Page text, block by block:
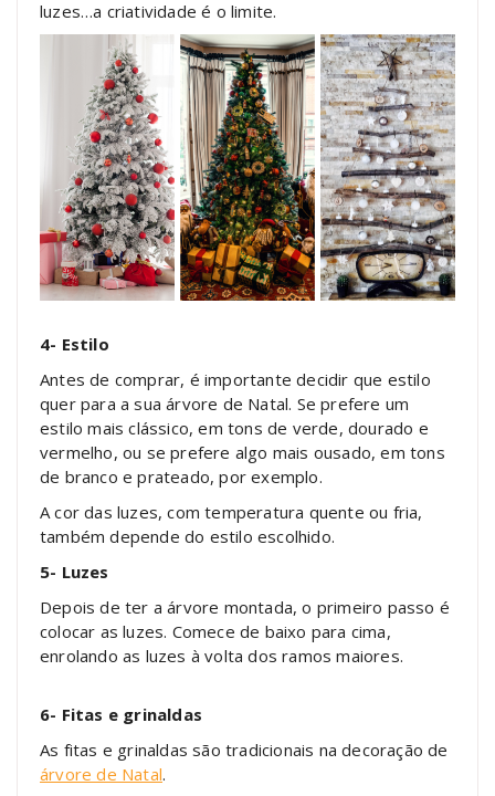
luzes…a criatividade é o limite.
4- Estilo
Antes de comprar, é importante decidir que estilo
quer para a sua árvore de Natal. Se prefere um
estilo mais clássico, em tons de verde, dourado e
vermelho, ou se prefere algo mais ousado, em tons
de branco e prateado, por exemplo.
A cor das luzes, com temperatura quente ou fria,
também depende do estilo escolhido.
5- Luzes
Depois de ter a árvore montada, o primeiro passo é
colocar as luzes. Comece de baixo para cima,
enrolando as luzes à volta dos ramos maiores.
6- Fitas e grinaldas
As fitas e grinaldas são tradicionais na decoração de
árvore de Natal.